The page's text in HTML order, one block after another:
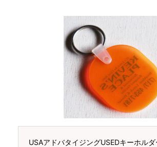
USAアドバタイジングUSEDキーホル